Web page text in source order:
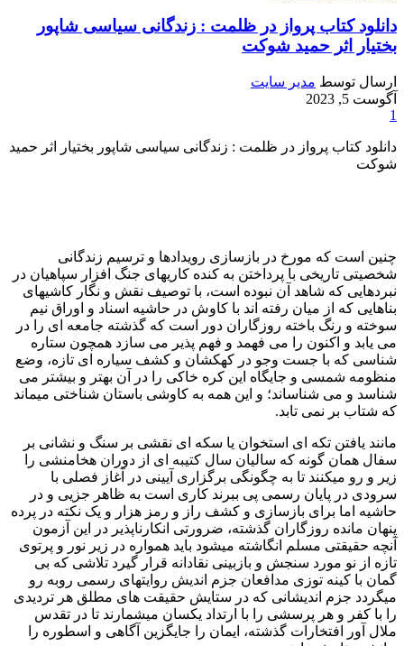
دانلود کتاب پرواز در ظلمت : زندگانی سیاسی شاپور
بختیار اثر حمید شوکت
ارسال توسط مدیر سایت
آگوست 5, 2023
1
دانلود کتاب پرواز در ظلمت : زندگانی سیاسی شاپور بختیار اثر حمید
شوکت
چنین است که مورخ در بازسازی رویدادها و ترسیم زندگانی
شخصیتی تاریخی با پرداختن به کنده کاریهای جنگ افزار سپاهیان در
نبردهایی که شاهد آن نبوده است، با توصیف نقش و نگار کاشیهای
بناهایی که از میان رفته اند با کاوش در حاشیه اسناد و اوراق نیم
سوخته و رنگ باخته روزگاران دور است که گذشته جامعه ای را در
می یابد و اکنون را می فهمد و فهم پذیر می سازد همچون ستاره
شناسی که با جست وجو در کهکشان و کشف سیاره ای تازه، وضع
منظومه شمسی و جایگاه این کره خاکی را در آن بهتر و بیشتر می
شناسد و می شناساند؛ و این همه به کاوشی باستان شناختی میماند
که شتاب بر نمی تابد.
مانند یافتن تکه ای استخوان یا سکه ای نقشی بر سنگ و نشانی بر
سفال همان گونه که سالیان سال کتیبه ای از دوران هخامنشی را
زیر و رو میکنند تا به چگونگی برگزاری آیینی در آغاز فصلی با
سرودی در پایان رسمی پی ببرند کاری است به ظاهر جزیی و در
حاشیه اما برای بازسازی و کشف راز و رمز هزار و یک نکته در پرده
پنهان مانده روزگاران گذشته، ضرورتی انکارناپذیر در این آزمون
آنچه حقیقتی مسلم انگاشته میشود باید همواره در زیر نور و پرتوی
تازه از نو مورد سنجش و بازبینی نقادانه قرار گیرد تلاشی که بی
گمان با کینه توزی مدافعان جزم اندیش روایتهای رسمی روبه رو
میگردد جزم اندیشانی که در ستایش حقیقت های مطلق هر تردیدی
را با کفر و هر پرسشی را با ارتداد یکسان میشمارند تا در تقدس
ملال آور افتخارات گذشته، ایمان را جایگزین آگاهی و اسطوره را